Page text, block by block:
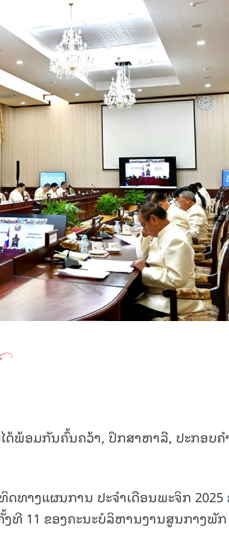
ໄດ້ພ້ອມກັນຄົ້ນຄວ້າ, ປຶກສາຫາລື, ປະກອບຄ
ທາງແຜນການ ປະຈໍາເດືອນພະຈິກ 2025
ທີ 11 ຂອງຄະນະບໍລິຫານງານສູນກາງພັກ
15.040(07-08-